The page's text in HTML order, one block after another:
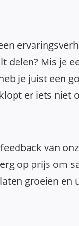
delen? Mis je
je juist een
er iets niet
van
op prijs om
groeien en